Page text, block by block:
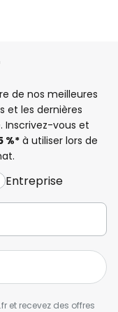
de nos meilleures
et les dernières
Inscrivez-vous et
%*à utiliser lors de
Entreprise
et recevez des offres